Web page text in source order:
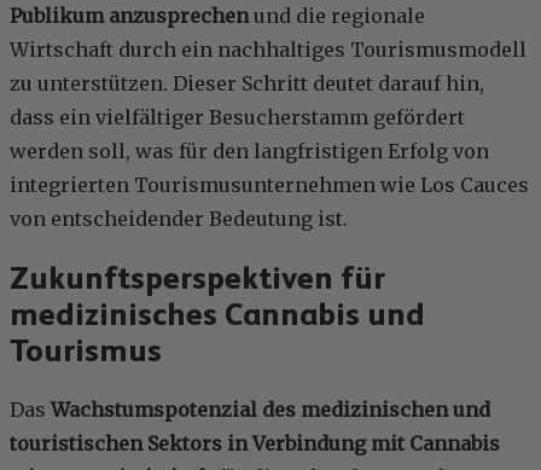
Publikum anzusprechenund die regionale
Wirtschaft durch ein nachhaltiges Tourismusmodell
zu unterstützen. Dieser Schritt deutet darauf hin,
dass ein vielfältiger Besucherstamm gefördert
werden soll, was für den langfristigen Erfolg von
integrierten Tourismusunternehmen wie Los Cauces
von entscheidender Bedeutung ist.
Zukunftsperspektiven für
medizinisches Cannabis und
Tourismus
Das Wachstumspotenzial des medizinischen und
touristischen Sektors in Verbindung mit Cannabis